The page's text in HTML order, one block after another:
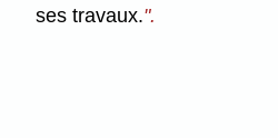
ses travaux.".